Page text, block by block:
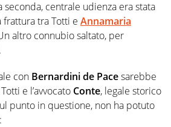
centrale udienza era stata
tra Totti e Annamaria
altro connubio saltato, per
con Bernardini de Pacesarebbe
e l’avvocato Conte, legale storico
punto in questione, non ha potuto